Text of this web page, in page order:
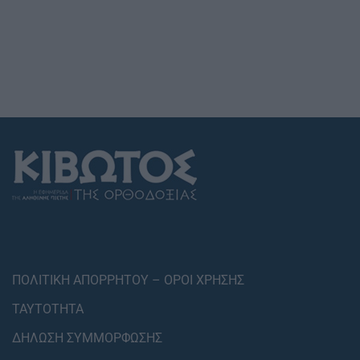
ΠΟΛΙΤΙΚΗ ΑΠΟΡΡΗΤΟΥ – ΟΡΟΙ ΧΡΗΣΗΣ
ΤΑΥΤΟΤΗΤΑ
ΔΗΛΩΣΗ ΣΥΜΜΟΡΦΩΣΗΣ